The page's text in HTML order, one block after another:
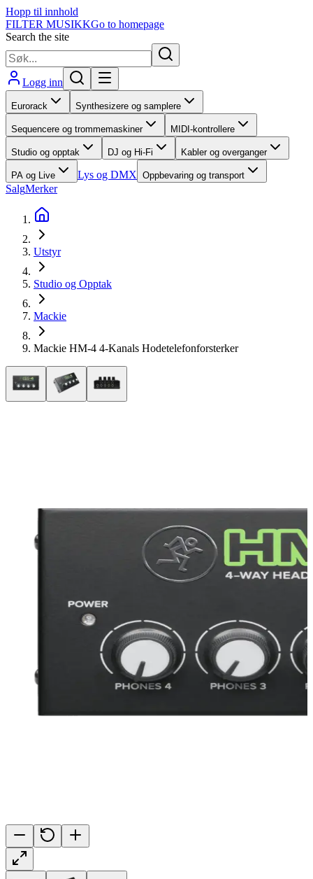
Hopp til innhold
FILTER MUSIKKGo to homepage
Search the site
Logg inn
Eurorack Synthesizere og samplere
Sequencere og trommemaskiner MIDI-kontrollere
Studio og opptak DJ og Hi-Fi Kabler og overganger
PA og Live Lys og DMX Oppbevaring og transport
SalgMerker
Utstyr
Studio og Opptak
Mackie
Mackie HM-4 4-Kanals Hodetelefonforsterker